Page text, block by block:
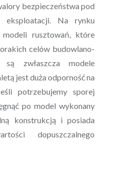
bezpieczeństwa pod
eksploatacji. Na rynku
modeli rusztowań, które
celów budowlano-
są zwłaszcza modele
jest duża odporność na
potrzebujemy sporej
po model wykonany
konstrukcją i posiada
dopuszczalnego